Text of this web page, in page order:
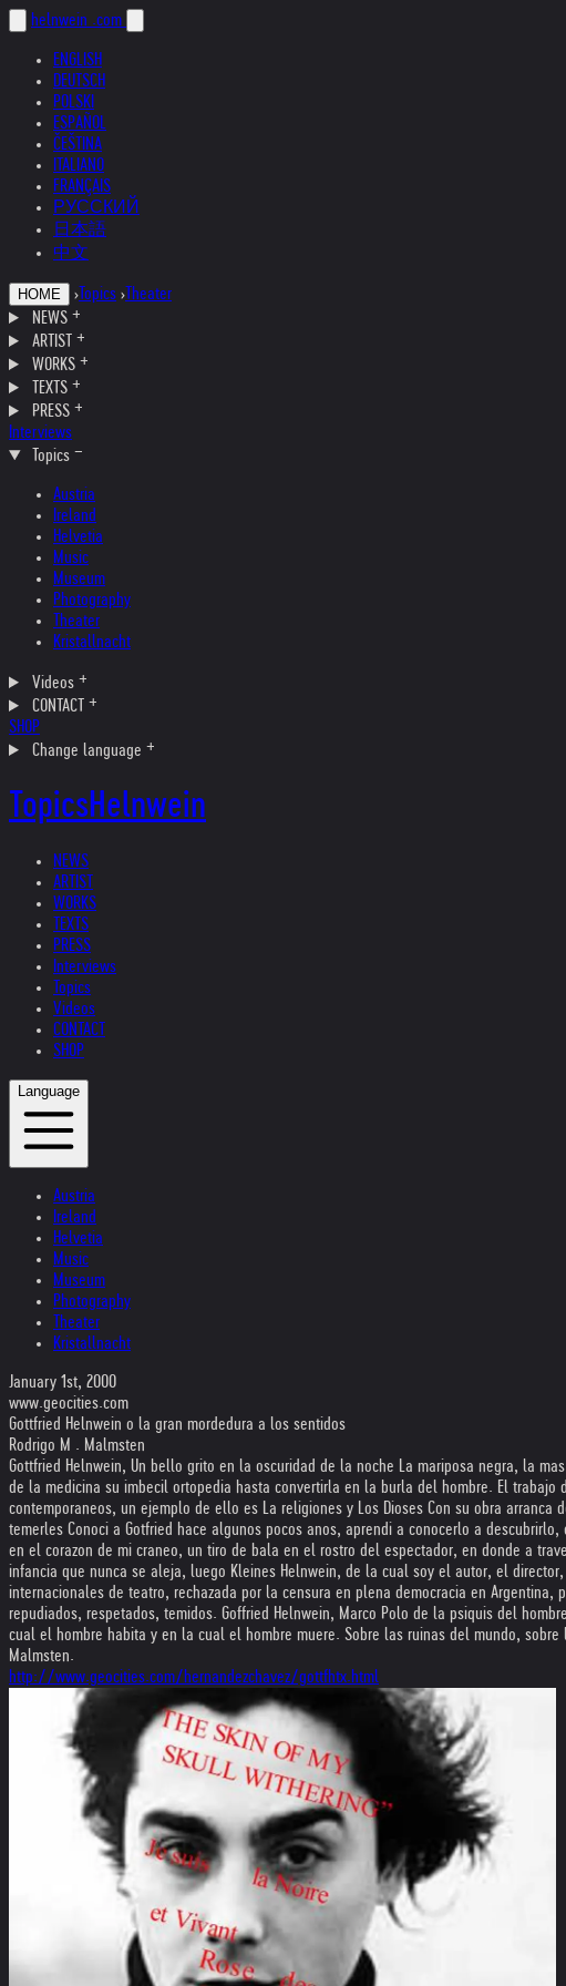
helnwein .com
ENGLISH
DEUTSCH
POLSKI
ESPAÑOL
ČEŠTINA
ITALIANO
FRANÇAIS
РУССКИЙ
日本語
中文
HOME › Topics › Theater
NEWS
ARTIST
WORKS
TEXTS
PRESS
Interviews
Topics
Austria
Ireland
Helvetia
Music
Museum
Photography
Theater
Kristallnacht
Videos
CONTACT
SHOP
Change language
TopicsHelnwein
NEWS
ARTIST
WORKS
TEXTS
PRESS
Interviews
Topics
Videos
CONTACT
SHOP
Language
Austria
Ireland
Helvetia
Music
Museum
Photography
Theater
Kristallnacht
January 1st, 2000
www.geocities.com
Gottfried Helnwein o la gran mordedura a los sentidos
Rodrigo M . Malmsten
Gottfried Helnwein, Un bello grito en la oscuridad de la noche La mariposa negra, la
de la medicina su imbecil ortopedia hasta convertirla en la burla del hombre. El trabajo
contemporaneos, un ejemplo de ello es La religiones y Los Dioses Con su obra
temerles Conoci a Gotfried hace algunos pocos anos, aprendi a conocerlo a
en el corazon de mi craneo, un tiro de bala en el rostro del espectador, en donde a
infancia que nunca se aleja, luego Kleines Helnwein, de la cual soy el autor, el
internacionales de teatro, rechazada por la censura en plena democracia en
repudiados, respetados, temidos. Goffried Helnwein, Marco Polo de la psiquis del
cual el hombre habita y en la cual el hombre muere. Sobre las ruinas del mundo,
Malmsten.
http://www.geocities.com/hernandezchavez/gottfhtx.html